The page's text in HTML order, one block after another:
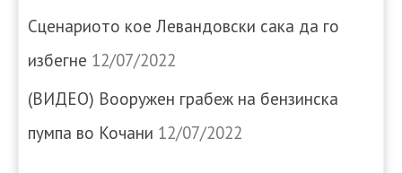
Сценариото кое Левандовски сака да го
избегне 12/07/2022
(ВИДЕО) Вооружен грабеж на бензинска
пумпа во Кочани 12/07/2022